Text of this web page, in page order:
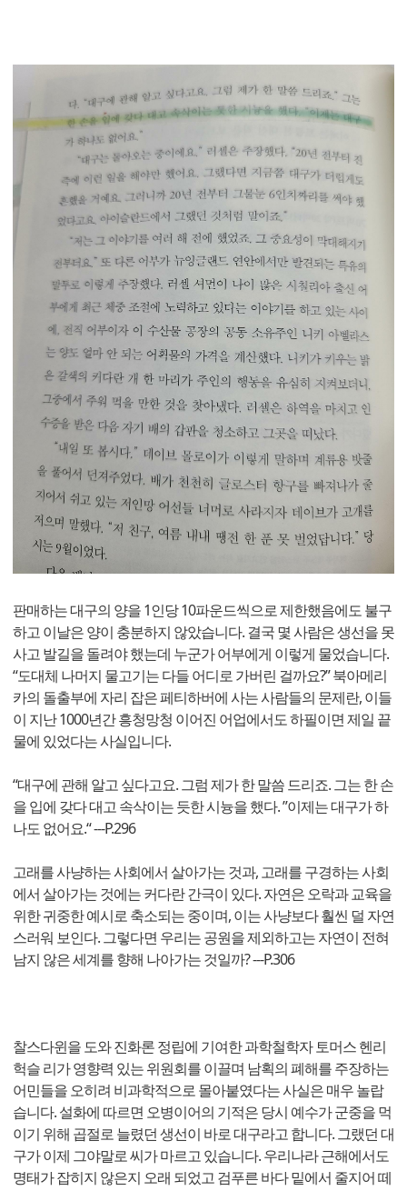
판매하는 대구의 양을 1인당 10파운드씩으로 제한했음에도 불구
하고 이날은 양이 충분하지 않았습니다. 결국 몇 사람은 생선을 못
사고 발길을 돌려야 했는데 누군가 어부에게 이렇게 물었습니다.
“도대체 나머지 물고기는 다들 어디로 가버린 걸까요?” 북아메리
카의 돌출부에 자리 잡은 페티하버에 사는 사람들의 문제란, 이들
이 지난 1000년간 흥청망청 이어진 어업에서도 하필이면 제일 끝
물에 있었다는 사실입니다.
“대구에 관해 알고 싶다고요. 그럼 제가 한 말씀 드리죠. 그는 한 손
을 입에 갖다 대고 속삭이는 듯한 시늉을 했다. ”이제는 대구가 하
나도 없어요.“ ---P.296
고래를 사냥하는 사회에서 살아가는 것과, 고래를 구경하는 사회
에서 살아가는 것에는 커다란 간극이 있다. 자연은 오락과 교육을
위한 귀중한 예시로 축소되는 중이며, 이는 사냥보다 훨씬 덜 자연
스러워 보인다. 그렇다면 우리는 공원을 제외하고는 자연이 전혀
남지 않은 세계를 향해 나아가는 것일까? ---P.306
찰스다윈을 도와 진화론 정립에 기여한 과학철학자 토머스 헨리
헉슬 리가 영향력 있는 위원회를 이끌며 남획의 폐해를 주장하는
어민들을 오히려 비과학적으로 몰아붙였다는 사실은 매우 놀랍
습니다. 설화에 따르면 오병이어의 기적은 당시 예수가 군중을 먹
이기 위해 곱절로 늘렸던 생선이 바로 대구라고 합니다. 그랬던 대
구가 이제 그야말로 씨가 마르고 있습니다. 우리나라 근해에서도
명태가 잡히지 않은지 오래 되었고 검푸른 바다 밑에서 줄지어 떼